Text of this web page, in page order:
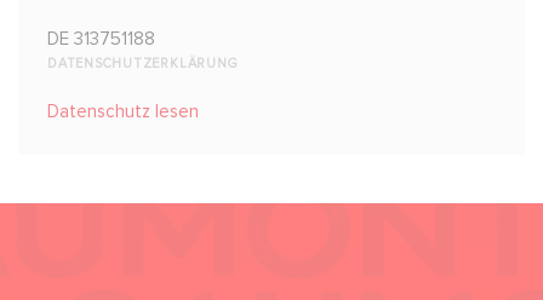
DE 313751188
DATENSCHUTZERKLÄRUNG
Datenschutz lesen